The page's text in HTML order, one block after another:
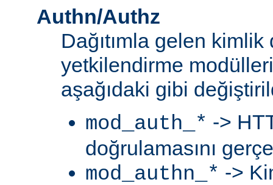
Authn/Authz
Dağıtımla gelen
yetkilendirme
aşağıdaki gibi
mod_auth_* ->
doğrulamasını
mod_authn_* ->